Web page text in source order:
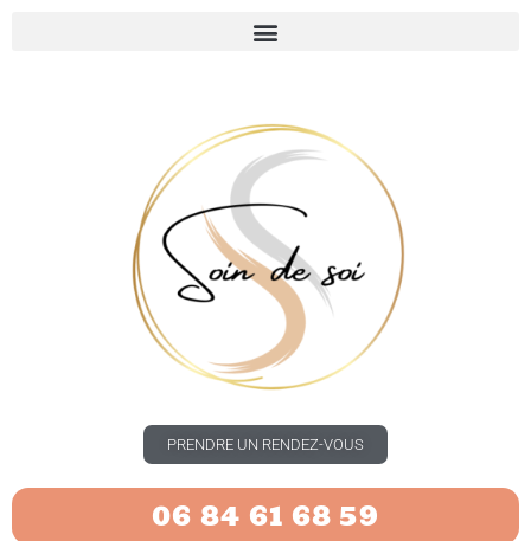
PRENDRE UN RENDEZ-VOUS
06 84 61 68 59